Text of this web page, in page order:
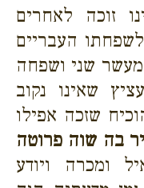
זוכה לאחרים
העבריים
שני ושפחה
שאינו נקוב
שזכה אפילו
בה שוה פרוטה
ומכרה ויודע